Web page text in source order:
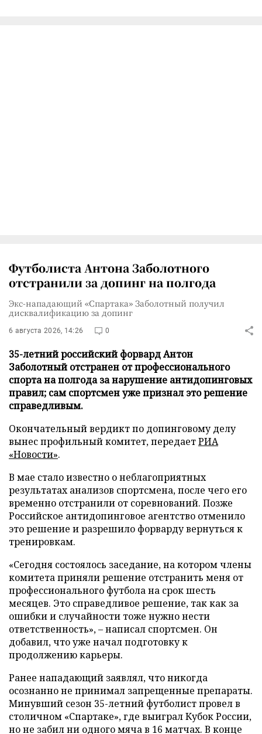
Футболиста Антона Заболотного
отстранили за допинг на полгода
Экс-нападающий «Спартака» Заболотный получил
дисквалификацию за допинг
6 августа 2026, 14:26 0
35-летний российский форвард Антон
Заболотный отстранен от профессионального
спорта на полгода за нарушение антидопинговых
правил; сам спортсмен уже признал это решение
справедливым.
Окончательный вердикт по допинговому делу
вынес профильный комитет, передаетРИА
«Новости».
В мае стало известно о неблагоприятных
результатах анализов спортсмена, после чего его
временно отстранили от соревнований. Позже
Российское антидопинговое агентство отменило
это решение и разрешило форварду вернуться к
тренировкам.
«Сегодня состоялось заседание, на котором члены
комитета приняли решение отстранить меня от
профессионального футбола на срок шесть
месяцев. Это справедливое решение, так как за
ошибки и случайности тоже нужно нести
ответственность», – написал спортсмен. Он
добавил, что уже начал подготовку к
продолжению карьеры.
Ранее нападающий заявлял, что никогда
осознанно не принимал запрещенные препараты.
Минувший сезон 35-летний футболист провел в
столичном «Спартаке», где выиграл Кубок России,
но не забил ни одного мяча в 16 матчах. В конце